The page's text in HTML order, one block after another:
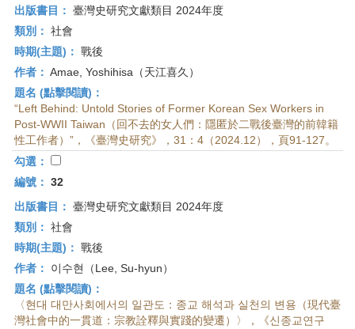
出版書目： 臺灣史研究文獻類目 2024年度
類別： 社會
時期(主題)： 戰後
作者： Amae, Yoshihisa（天江喜久）
題名 (點擊閱讀)：
“Left Behind: Untold Stories of Former Korean Sex Workers in
Post-WWII Taiwan（回不去的女人們：隱匿於二戰後臺灣的前韓籍
性工作者）”，《臺灣史研究》，31：4（2024.12），頁91-127。
勾選：
編號： 32
出版書目： 臺灣史研究文獻類目 2024年度
類別： 社會
時期(主題)： 戰後
作者：
이수현（Lee, Su-hyun）
題名 (點擊閱讀)：
〈현대 대만사회에서의 일관도：종교 해석과 실천의 변용（現代臺
灣社會中的一貫道：宗教詮釋與實踐的變遷）〉，《신종교연구